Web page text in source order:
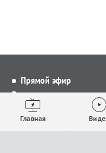
Прямой эфир
Видео
Выпуски новостей
Проекты
Главная